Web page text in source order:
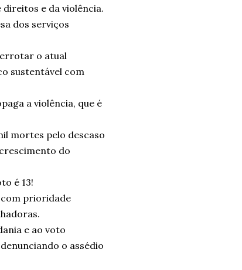
e da violência.
dos serviços
o atual
sustentável com
a violência, que é
mortes pelo descaso
do
é 13!
prioridade
e ao voto
o assédio